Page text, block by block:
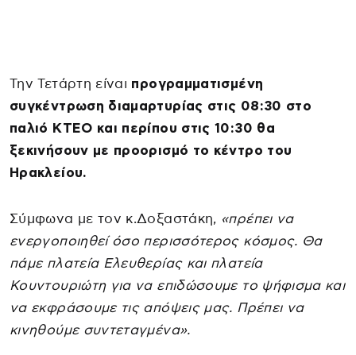
Την Τετάρτη είναι προγραμματισμένη
συγκέντρωση διαμαρτυρίας στις 08:30 στο
παλιό ΚΤΕΟ και περίπου στις 10:30 θα
ξεκινήσουν με προορισμό το κέντρο του
Ηρακλείου.
Σύμφωνα με τον κ.Δοξαστάκη, «πρέπει να
ενεργοποιηθεί όσο περισσότερος κόσμος. Θα
πάμε πλατεία Ελευθερίας και πλατεία
Κουντουριώτη για να επιδώσουμε το ψήφισμα και
να εκφράσουμε τις απόψεις μας. Πρέπει να
κινηθούμε συντεταγμένα».